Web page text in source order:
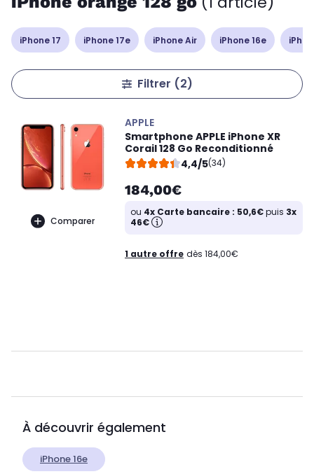
iPhone 17 iPhone 17e iPhone Air iPhone 16e
Filtrer (2)
Comparer
APPLE
Smartphone APPLE iPhone XR
Corail 128 Go Reconditionné
4,4/5(34)
184,00€
ou 4x Carte bancaire : 50,6€puis 3x
46€
1 autre offre dès 184,00€
À découvrir également
iPhone 16e